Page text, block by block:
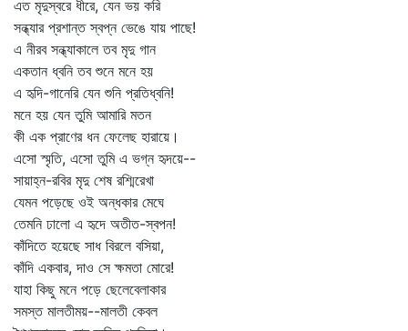
এত মৃদুস্বরে ধীরে, যেন ভয় করি
সন্ধ্যার প্রশান্ত স্বপ্ন ভেঙে যায় পাছে!
এ নীরব সন্ধ্যাকালে তব মৃদু গান
একতান ধ্বনি তব শুনে মনে হয়
এ হৃদি-গানেরি যেন শুনি প্রতিধ্বনি!
মনে হয় যেন তুমি আমারি মতন
কী এক প্রাণের ধন ফেলেছ হারায়ে।
এসো স্মৃতি, এসো তুমি এ ভগ্ন হৃদয়ে--
সায়াহ্ন-রবির মৃদু শেষ রশ্মিরেখা
যেমন পড়েছে ওই অন্ধকার মেঘে
তেমনি ঢালো এ হৃদে অতীত-স্বপন!
কাঁদিতে হয়েছে সাধ বিরলে বসিয়া,
কাঁদি একবার, দাও সে ক্ষমতা মোরে!
যাহা কিছু মনে পড়ে ছেলেবেলাকার
সমস্ত মালতীময়--মালতী কেবল